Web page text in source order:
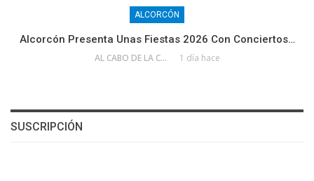
ALCORCÓN
Alcorcón Presenta Unas Fiestas 2026 Con Conciertos…
AL CABO DE LA CALLE 1 día hace
SUSCRIPCIÓN